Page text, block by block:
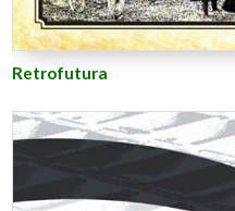
Retrofutura